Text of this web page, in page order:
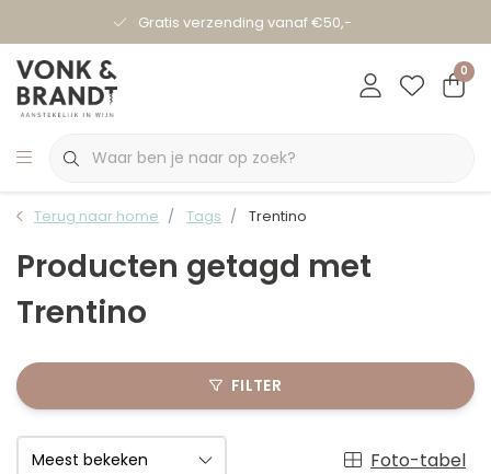
Gratis verzending vanaf €50,-
0
Terug naar home Tags Trentino
Producten getagd met
Trentino
FILTER
Foto-tabel